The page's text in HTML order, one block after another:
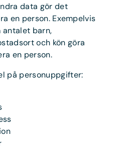
data gör det
en person. Exempelvis
antalet barn,
och kön göra
en person.
på personuppgifter: